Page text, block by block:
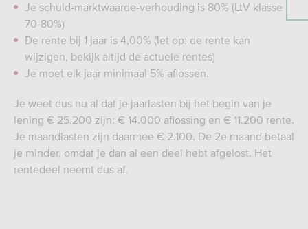
Je schuld-marktwaarde-verhouding is 80% (LtV klasse
70-80%)
De rente bij 1 jaar is 4,00% (let op: de rente kan
wijzigen, bekijk altijd de actuele rentes)
Je moet elk jaar minimaal 5% aflossen.
Je weet dus nu al dat je jaarlasten bij het begin van je
lening € 25.200 zijn: € 14.000 aflossing en € 11.200 rente.
Je maandlasten zijn daarmee € 2.100. De 2e maand betaal
je minder, omdat je dan al een deel hebt afgelost. Het
rentedeel neemt dus af.